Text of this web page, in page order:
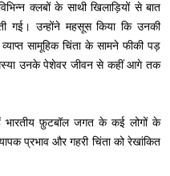
क्लबों के साथी खिलाड़ियों से बात
गई। उन्होंने महसूस किया कि उनकी
सामूहिक चिंता के सामने फीकी पड़
उनके पेशेवर जीवन से कहीं आगे तक
भारतीय फ़ुटबॉल जगत के कई लोगों के
प्रभाव और गहरी चिंता को रेखांकित